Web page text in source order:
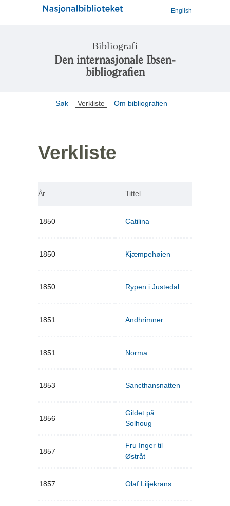
English
Bibliografi
Den internasjonale Ibsen-
bibliografien
Søk Verkliste Om bibliografien
Verkliste
År Tittel
1850 Catilina
1850 Kjæmpehøien
1850 Rypen i Justedal
1851 Andhrimner
1851 Norma
1853 Sancthansnatten
1856
Gildet på
Solhoug
1857
Fru Inger til
Østråt
1857 Olaf Liljekrans